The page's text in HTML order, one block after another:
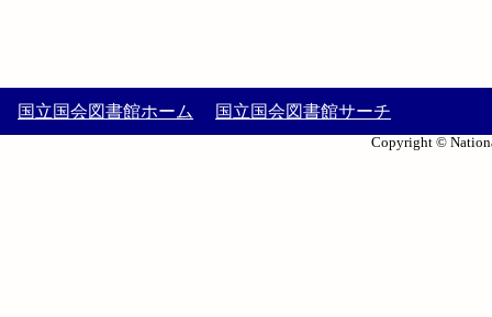
国立国会図書館ホーム 国立国会図書館サーチ
Copyright ©